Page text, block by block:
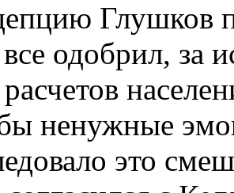
Глушков
одобрил, за
ненужные
это